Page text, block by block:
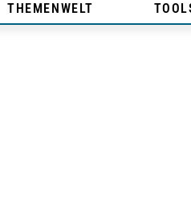
THEMENWELT